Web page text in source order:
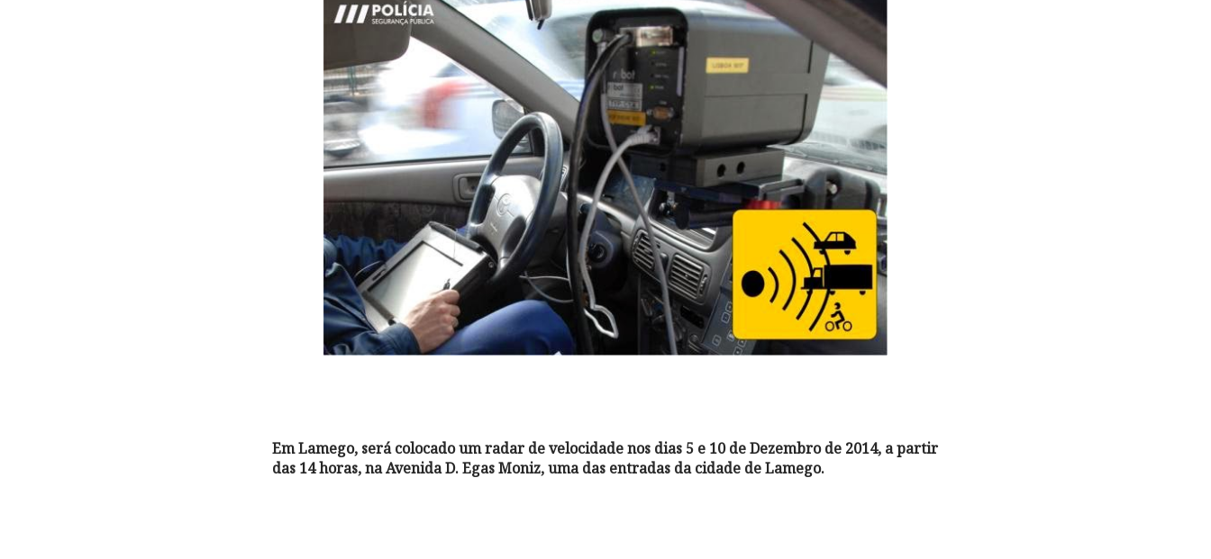
Em Lamego, será colocado um radar de velocidade nos dias 5 e 10 de Dezembro de 2014, a partir
das 14 horas, na Avenida D. Egas Moniz, uma das entradas da cidade de Lamego.